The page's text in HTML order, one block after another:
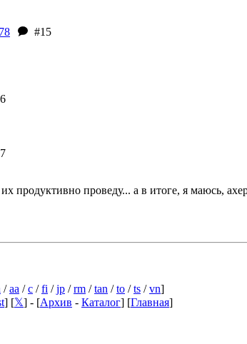
#15
продуктивно проведу... а в итоге, я маюсь,
/aa /c /fi /jp /rm /tan /to /ts /vn]
] [𝕏] - [Архив - Каталог] [Главная]